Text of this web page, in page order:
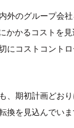
外のグループ会
かかるコストを
にコストコント
、期初計画どお
換を見込んでいま